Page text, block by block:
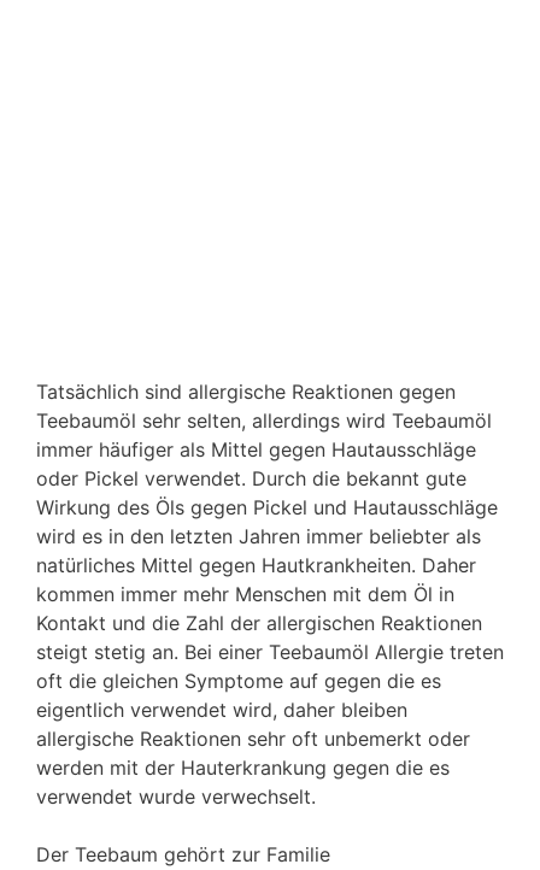
Tatsächlich sind allergische Reaktionen gegen
Teebaumöl sehr selten, allerdings wird Teebaumöl
immer häufiger als Mittel gegen Hautausschläge
oder Pickel verwendet. Durch die bekannt gute
Wirkung des Öls gegen Pickel und Hautausschläge
wird es in den letzten Jahren immer beliebter als
natürliches Mittel gegen Hautkrankheiten. Daher
kommen immer mehr Menschen mit dem Öl in
Kontakt und die Zahl der allergischen Reaktionen
steigt stetig an. Bei einer Teebaumöl Allergie treten
oft die gleichen Symptome auf gegen die es
eigentlich verwendet wird, daher bleiben
allergische Reaktionen sehr oft unbemerkt oder
werden mit der Hauterkrankung gegen die es
verwendet wurde verwechselt.
Der Teebaum gehört zur Familie